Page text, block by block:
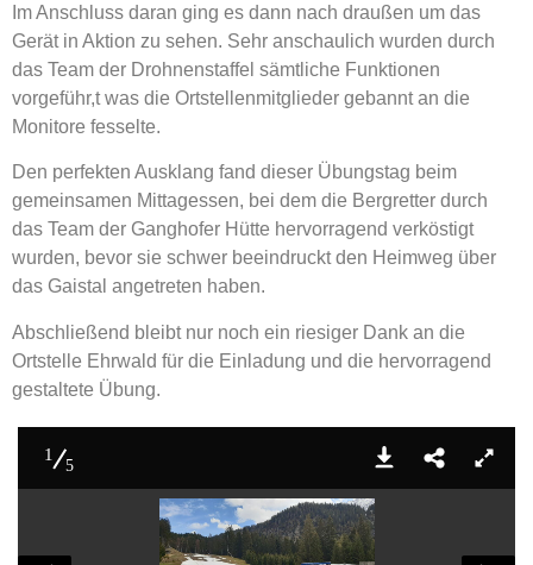
Im Anschluss daran ging es dann nach draußen um das
Gerät in Aktion zu sehen. Sehr anschaulich wurden durch
das Team der Drohnenstaffel sämtliche Funktionen
vorgeführ,t was die Ortstellenmitglieder gebannt an die
Monitore fesselte.
Den perfekten Ausklang fand dieser Übungstag beim
gemeinsamen Mittagessen, bei dem die Bergretter durch
das Team der Ganghofer Hütte hervorragend verköstigt
wurden, bevor sie schwer beeindruckt den Heimweg über
das Gaistal angetreten haben.
Abschließend bleibt nur noch ein riesiger Dank an die
Ortstelle Ehrwald für die Einladung und die hervorragend
gestaltete Übung.
1
5